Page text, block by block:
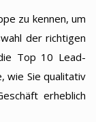
zu kennen, um
der richtigen
Top 10 Lead-
wie Sie qualitativ
erheblich